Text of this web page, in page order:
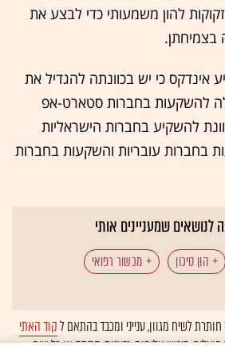
להון משמעותי כדי לבצע את
אינדקס כי יש בכוונתה להגדיל את
להשקעות בחברות סטארט-אפ
להשקיע בחברות הישראליות
בחברות עובריות והשקעות בחברות
לנושאים שמעניינים אותי
הון סיכון
מכשור רפואי
לשיח מגוון, ענייני ומכבד בהתאם לקוד האתי